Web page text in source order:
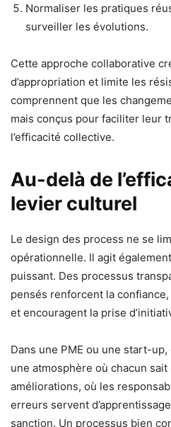
Normaliser les pratiques
surveiller les évolutions.
Cette approche collaborative
d’appropriation et limite les
comprennent que les
mais conçus pour faciliter leur
l’efficacité collective.
Au-delà de
levier culturel
Le design des process ne se
opérationnelle. Il agit
puissant. Des processus
pensés renforcent la
et encouragent la prise
Dans une PME ou une start-
une atmosphère où chacun
améliorations, où les
erreurs servent
sanction. Un processus bien